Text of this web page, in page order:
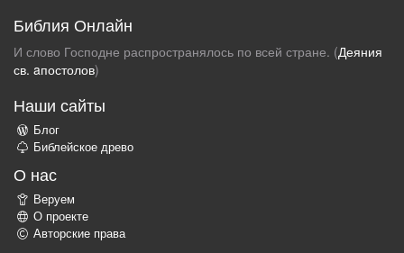
Библия Онлайн
И слово Господне распространялось по всей стране. (Деяния
св. aпостолов)
Наши сайты
Блог
Библейское древо
О нас
Веруем
О проекте
Авторские права